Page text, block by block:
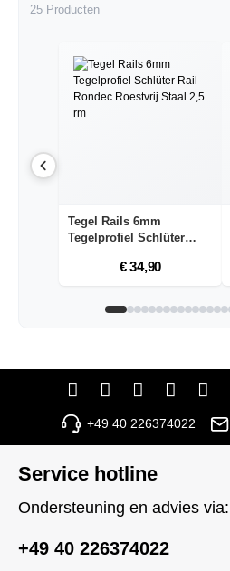
25 Producten
Tegel Rails 6mm
Tegelprofiel Schlüter
€ 34,90
+49 40 226374022
Service hotline
Ondersteuning en advies via:
+49 40 226374022